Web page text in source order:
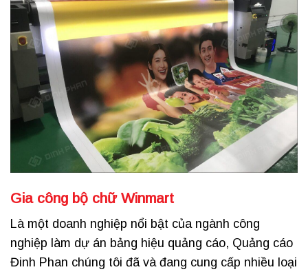
Gia công bộ chữ Winmart
Là một doanh nghiệp nổi bật của ngành công
nghiệp làm dự án bảng hiệu quảng cáo, Quảng cáo
Đinh Phan chúng tôi đã và đang cung cấp nhiều loại